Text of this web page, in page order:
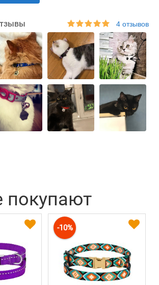
4 отзывов
покупают
-10%